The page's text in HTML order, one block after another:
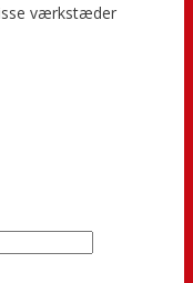
værkstæder